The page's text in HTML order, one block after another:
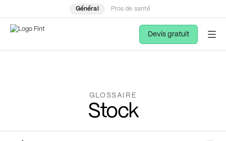
Général Pros de santé
Devis gratuit
GLOSSAIRE
Stock